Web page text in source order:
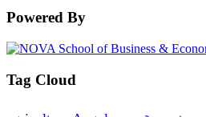
Powered By
Tag Cloud